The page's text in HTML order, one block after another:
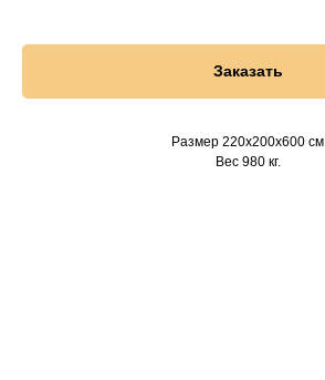
Заказать
Размер 220х200х600 см
Вес 980 кг.